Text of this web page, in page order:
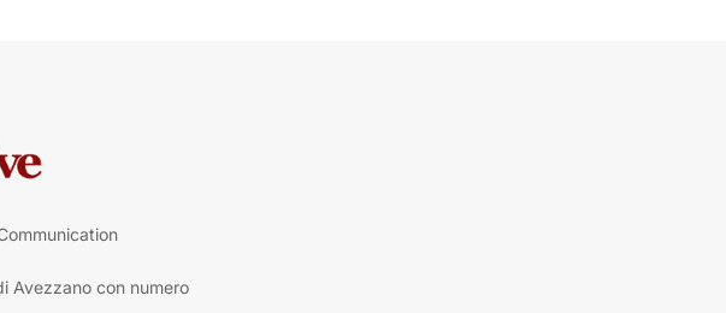
Avezzano con numero